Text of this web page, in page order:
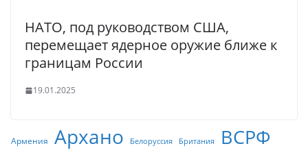
НАТО, под руководством США,
перемещает ядерное оружие ближе к
границам России
19.01.2025
Армения Архано Белоруссия Британия ВСРФ